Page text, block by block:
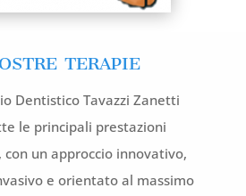
terapie
Dentistico Tavazzi Zanetti
le principali prestazioni
un approccio innovativo,
e orientato al massimo